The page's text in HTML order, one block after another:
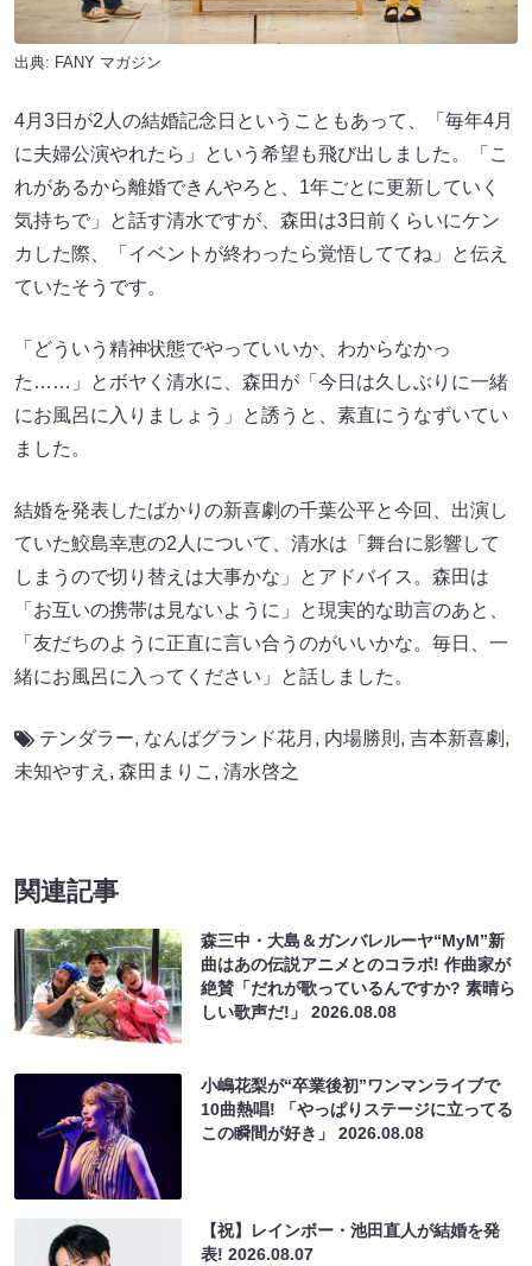
出典: FANY マガジン
4月3日が2人の結婚記念日ということもあって、「毎年4月
に夫婦公演やれたら」という希望も飛び出しました。「こ
れがあるから離婚できんやろと、1年ごとに更新していく
気持ちで」と話す清水ですが、森田は3日前くらいにケン
カした際、「イベントが終わったら覚悟しててね」と伝え
ていたそうです。
「どういう精神状態でやっていいか、わからなかっ
た……」とボヤく清水に、森田が「今日は久しぶりに一緒
にお風呂に入りましょう」と誘うと、素直にうなずいてい
ました。
結婚を発表したばかりの新喜劇の千葉公平と今回、出演し
ていた鮫島幸恵の2人について、清水は「舞台に影響して
しまうので切り替えは大事かな」とアドバイス。森田は
「お互いの携帯は見ないように」と現実的な助言のあと、
「友だちのように正直に言い合うのがいいかな。毎日、一
緒にお風呂に入ってください」と話しました。
テンダラー, なんばグランド花月 , 内場勝則 , 吉本新喜劇 ,
未知やすえ , 森田まりこ , 清水啓之
関連記事
森三中・大島＆ガンバレルーヤ“MyM”新
曲はあの伝説アニメとのコラボ! 作曲家が
絶賛「だれが歌っているんですか? 素晴ら
しい歌声だ!」2026.08.08
小嶋花梨が“卒業後初”ワンマンライブで
10曲熱唱! 「やっぱりステージに立ってる
この瞬間が好き」2026.08.08
【祝】レインボー・池田直人が結婚を発
表!2026.08.07